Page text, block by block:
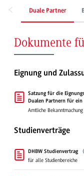
Duale Partner
Dokumente
Eignung und
Satzung für die
Dualen Partnern für ein
Amtliche
Studienverträge
DHBW Studienvertrag
für alle Studienbereiche